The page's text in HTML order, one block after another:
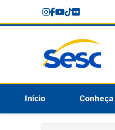
content
Início Conheça